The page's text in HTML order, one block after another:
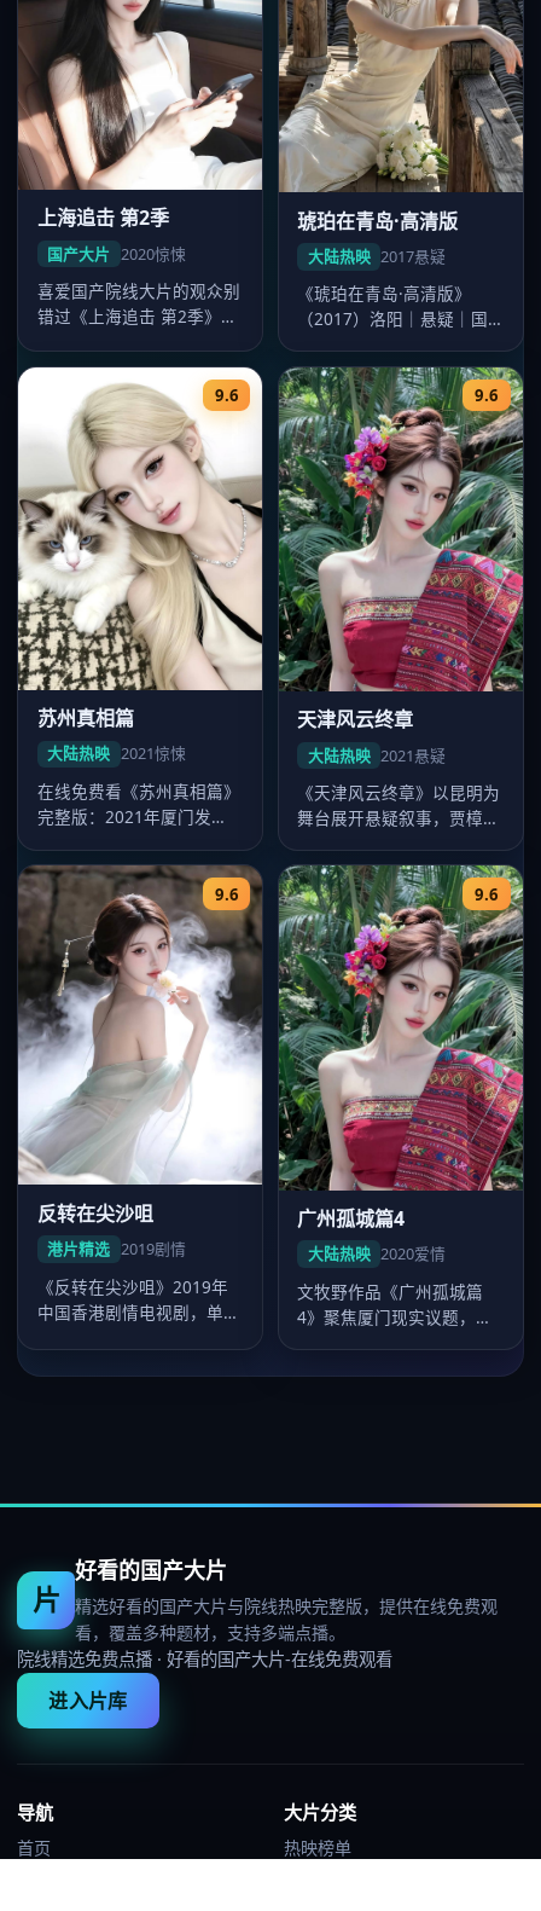
上海追击 第2季
国产大片 2020惊悚
喜爱国产院线大片的观众别
错过《上海追击 第2季》
丽热巴…
琥珀在青岛·高清版
大陆热映 2017悬疑
《琥珀在青岛·高清版》
（2017）洛阳｜悬疑｜国
丽热巴、…
9.6
苏州真相篇
大陆热映 2021惊悚
在线免费看《苏州真相篇》
完整版：2021年厦门发
彤、张家辉…
9.6
天津风云终章
大陆热映 2021悬疑
《天津风云终章》以昆明为
舞台展开悬疑叙事，贾樟柯
起…
9.6
反转在尖沙咀
港片精选 2019剧情
《反转在尖沙咀》2019年
中国香港剧情电视剧，单集
9.6
广州孤城篇4
大陆热映 2020爱情
文牧野作品《广州孤城篇
4》聚焦厦门现实议题，爱
片
好看的国产大片
精选好看的国产大片与院线热映完整版，提供在线免费观
看，覆盖多种题材，支持多端点播。
院线精选免费点播 ·好看的国产大片-在线免费观看
进入片库
导航
首页
大片分类
热映榜单